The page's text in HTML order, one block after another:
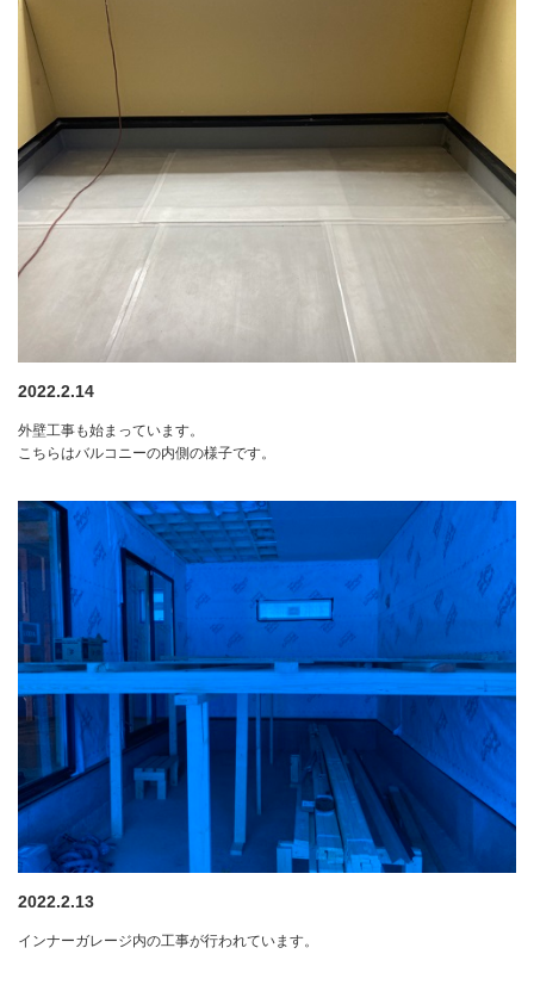
2022.2.14
外壁工事も始まっています。
こちらはバルコニーの内側の様子です。
2022.2.13
インナーガレージ内の工事が行われています。